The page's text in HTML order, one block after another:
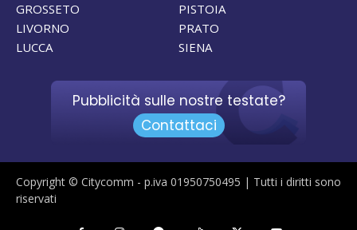
GROSSETO
LIVORNO
LUCCA
PISTOIA
PRATO
SIENA
Pubblicità sulle nostre testate?
Contattaci
Copyright © Citycomm - p.iva 01950750495 | Tutti i diritti sono
riservati